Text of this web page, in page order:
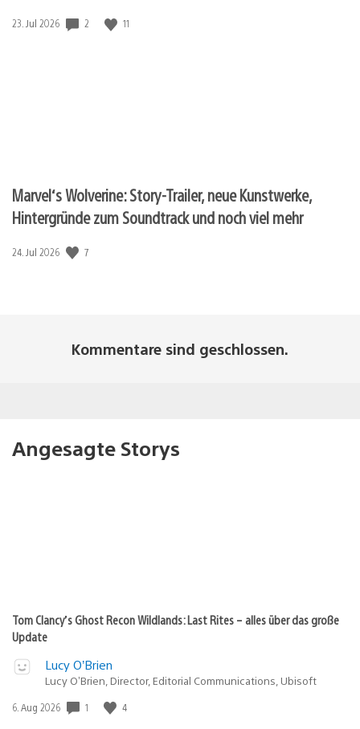
Veröffentlichungsdatum:
23. Jul 2026 2 11
Marvel‘s Wolverine: Story-Trailer, neue Kunstwerke,
Hintergründe zum Soundtrack und noch viel mehr
Veröffentlichungsdatum:
24. Jul 2026 7
Kommentare sind geschlossen.
Angesagte Storys
Tom Clancy’s Ghost Recon Wildlands: Last Rites – alles über das große
Update
Lucy O’Brien
Lucy O’Brien, Director, Editorial Communications, Ubisoft
Veröffentlichungsdatum:
6. Aug 2026 1 4